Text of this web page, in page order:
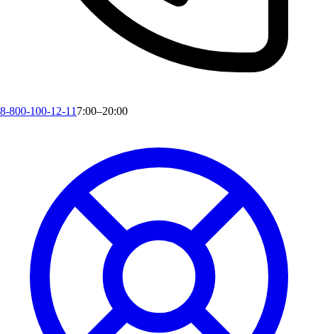
8-800-100-12-11 7:00–20:00